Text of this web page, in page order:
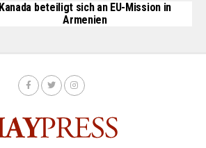
Kanada beteiligt sich an EU-Mission in
Armenien